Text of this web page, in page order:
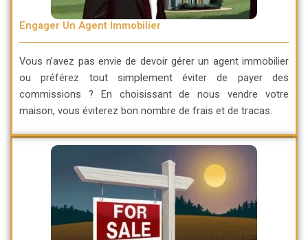
Engager Un Agent Immobilier
Vous n’avez pas envie de devoir gérer un agent immobilier
ou préférez tout simplementéviter de payer des
commissions ? En choisissant de nous vendre votre
maison, vous éviterez bon nombre de frais et de tracas.